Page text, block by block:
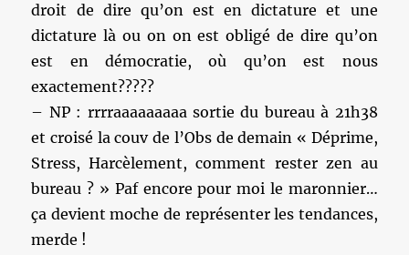
droit de dire qu’on est en dictature et une
dictature là ou on on est obligé de dire qu’on
est en démocratie, où qu’on est nous
exactement?????
– NP : rrrraaaaaaaaa sortie du bureau à 21h38
et croisé la couv de l’Obs de demain « Déprime,
Stress, Harcèlement, comment rester zen au
bureau ? » Paf encore pour moi le maronnier…
ça devient moche de représenter les tendances,
merde !